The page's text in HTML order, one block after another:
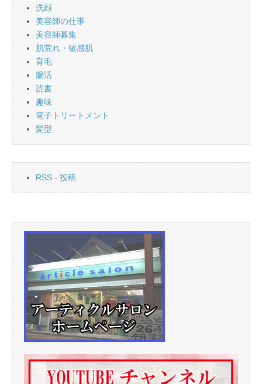
洗顔
美容師の仕事
美容師募集
肌荒れ・敏感肌
育毛
腸活
読書
趣味
電子トリートメント
髪型
RSS - 投稿